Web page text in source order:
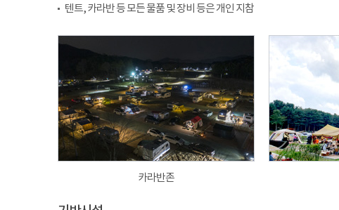
텐트, 카라반 등 모든 물품 및 장비 등은 개인 지참
카라반존